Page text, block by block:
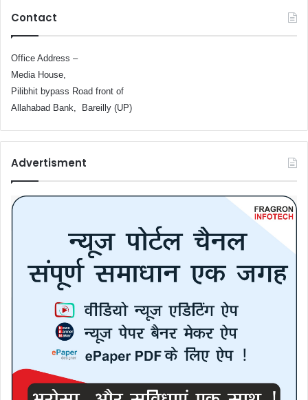
Contact
Office Address –
Media House,
Pilibhit bypass Road front of
Allahabad Bank, Bareilly (UP)
Advertisment